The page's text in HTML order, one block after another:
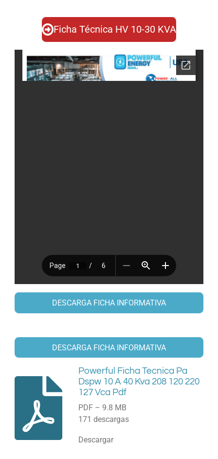
Ficha Técnica HV 10-30 KVA
DESCARGA FICHA INFORMATIVA
DESCARGA FICHA INFORMATIVA
Powerful Ficha Tecnica Pa
Dspw 10 A 40 Kva 208 120 220
127 Vca Pdf
PDF – 9.8 MB
171 descargas
Descargar